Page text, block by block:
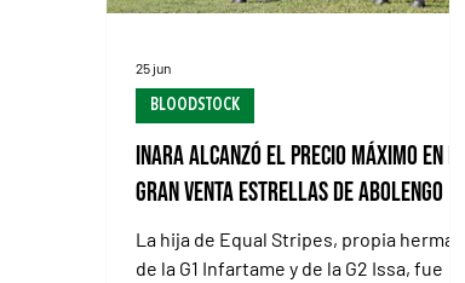
Inara alcanzó el precio máximo en la
Gran Venta Estrellas de Abolengo
La hija de Equal Stripes, propia hermana
de la G1 Infartame y de la G2 Issa, fue
BLOODSTOCK
25 jun